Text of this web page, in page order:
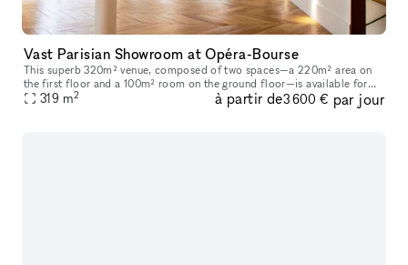
Vast Parisian Showroom at Opéra-Bourse
This superb 320m² venue, composed of two spaces—a 220m² area on
the first floor and a 100m² room on the ground floor—is available for
short-term rental to host your Showrooms, Pop-Up Stores, Temporar
319 m2 à partir de3 600 € par jour